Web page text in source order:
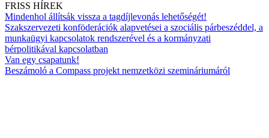
FRISS HÍREK
Mindenhol állítsák vissza a tagdíjlevonás lehetőségét!
Szakszervezeti konföderációk alapvetései a szociális párbeszéddel, a
munkaügyi kapcsolatok rendszerével és a kormányzati
bérpolitikával kapcsolatban
Van egy csapatunk!
Beszámoló a Compass projekt nemzetközi szemináriumáról